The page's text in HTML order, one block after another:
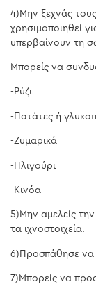
4)Μην ξεχνάς
χρησιμοποιηθεί
υπερβαίνουν τη
Μπορείς να
-Ρύζι
-Πατάτες ή
-Ζυμαρικά
-Πλιγούρι
-Κινόα
5)Μην αμελείς την
τα ιχνοστοιχεία.
6)Προσπάθησε να
7)Μπορείς να